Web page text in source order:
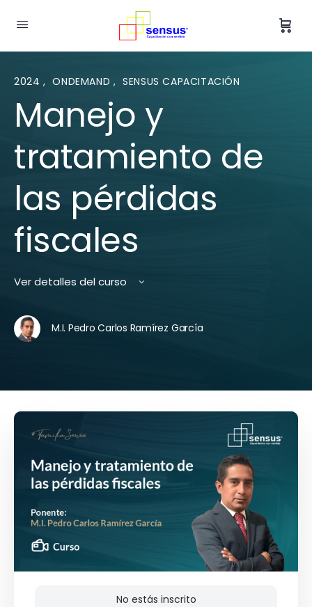
2024, ONDEMAND , SENSUS CAPACITACIÓN
Manejo y
tratamiento de
las pérdidas
fiscales
Ver detalles del curso
M.I. Pedro Carlos Ramírez García
No estás inscrito